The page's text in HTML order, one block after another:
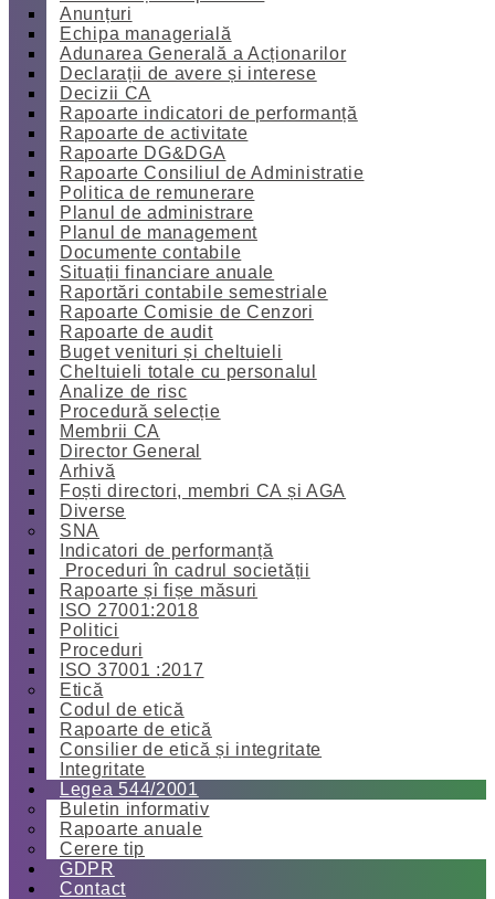
Anunțuri
Echipa managerială
Adunarea Generală a Acționarilor
Declarații de avere și interese
Decizii CA
Rapoarte indicatori de performanță
Rapoarte de activitate
Rapoarte DG&DGA
Rapoarte Consiliul de Administratie
Politica de remunerare
Planul de administrare
Planul de management
Documente contabile
Situații financiare anuale
Raportări contabile semestriale
Rapoarte Comisie de Cenzori
Rapoarte de audit
Buget venituri și cheltuieli
Cheltuieli totale cu personalul
Analize de risc
Procedură selecție
Membrii CA
Director General
Arhivă
Foști directori, membri CA și AGA
Diverse
SNA
Indicatori de performanță
Proceduri în cadrul societății
Rapoarte și fișe măsuri
ISO 27001:2018
Politici
Proceduri
ISO 37001 :2017
Etică
Codul de etică
Rapoarte de etică
Consilier de etică și integritate
Integritate
Legea 544/2001
Buletin informativ
Rapoarte anuale
Cerere tip
GDPR
Contact